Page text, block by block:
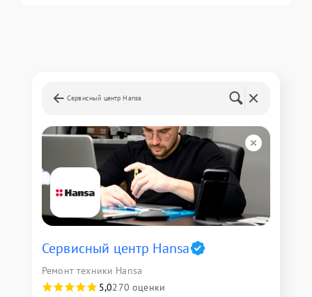
Сервисный центр Hansa
Сервисный центр Hansa
Ремонт техники Hansa
5,0270 оценки